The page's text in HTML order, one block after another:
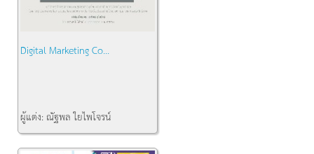
Digital Marketing Co...
ผู้แต่ง:ณัฐพล ใยไพโจรน์
คงเหลือ:1